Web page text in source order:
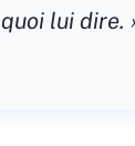
lui dire.